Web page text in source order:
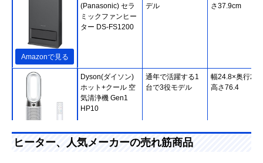
Amazonで見る
(Panasonic) セラ
ミックファンヒー
ター DS-FS1200
デル
さ37.9cm
Amazonで見る
Dyson(ダイソン)
ホット+クール 空
気清浄機 Gen1
HP10
通年で活躍する1
台で3役モデル
幅24.8×奥行
高さ76.4
ヒーター、人気メーカーの売れ筋商品